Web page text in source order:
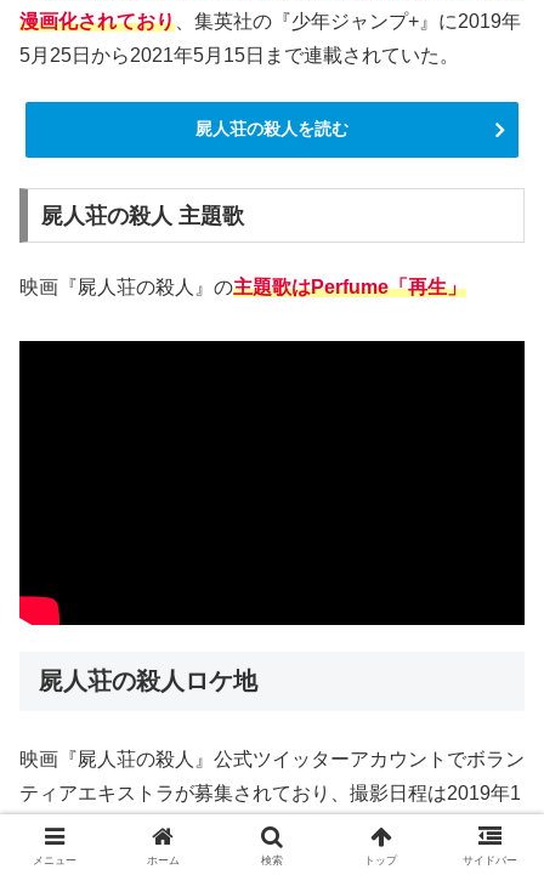
漫画化されており 、集英社の『少年ジャンプ+』に2019年
5月25日から2021年5月15日まで連載されていた。
屍人荘の殺人を読む
屍人荘の殺人 主題歌
映画『屍人荘の殺人』の主題歌はPerfume「再生」
屍人荘の殺人ロケ地
映画『屍人荘の殺人』公式ツイッターアカウントでボラン
ティアエキストラが募集されており、撮影日程は2019年1
月初旬頃～2月末頃で
ロケ地は東京都・千葉県・静岡県・
神奈川県茅ヶ崎市を中心に関東近郊での撮影予定
とのこ
メニュー ホーム 検索 トップ サイドバー